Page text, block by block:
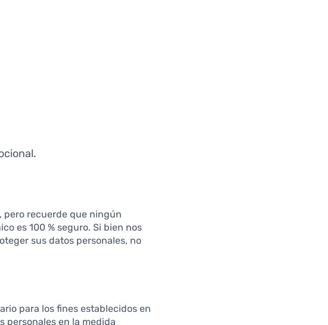
pero recuerde que ningún
es 100 % seguro. Si bien nos
sus datos personales, no
para los fines establecidos en
personales en la medida